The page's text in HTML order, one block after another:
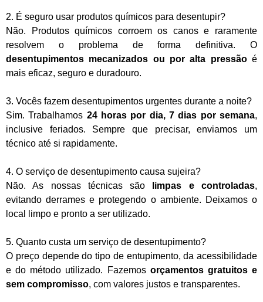
2. É seguro usar produtos químicos para desentupir?
Não. Produtos químicos corroem os canos e raramente
resolvem o problema de forma definitiva. O
desentupimentos mecanizados ou por alta pressãoé
mais eficaz, seguro e duradouro.
3. Vocês fazem desentupimentos urgentes durante a noite?
Sim. Trabalhamos 24 horas por dia, 7 dias por semana,
inclusive feriados. Sempre que precisar, enviamos um
técnico até si rapidamente.
4. O serviço de desentupimento causa sujeira?
Não. As nossas técnicas são
limpas e controladas,
evitando derrames e protegendo o ambiente. Deixamos o
local limpo e pronto a ser utilizado.
5. Quanto custa um serviço de desentupimento?
O preço depende do tipo de entupimento, da acessibilidade
e do método utilizado. Fazemos orçamentos gratuitos e
sem compromisso, com valores justos e transparentes.